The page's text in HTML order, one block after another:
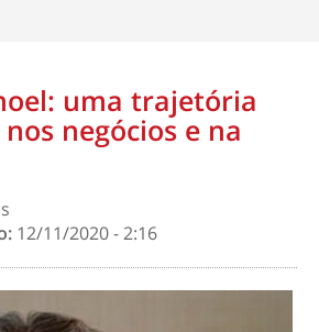
uma trajetória
negócios e na
12/11/2020 - 2:16